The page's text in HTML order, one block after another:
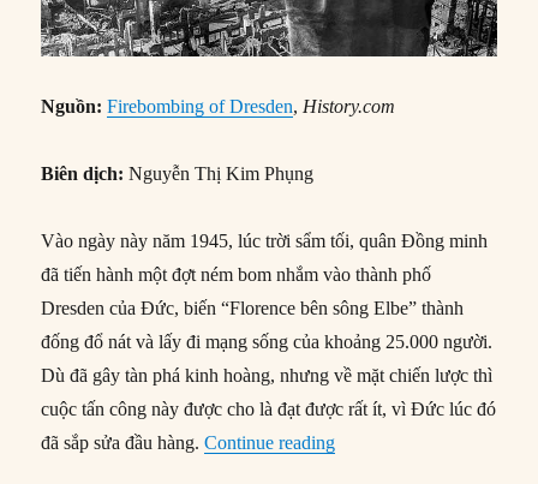
Nguồn: Firebombing of Dresden, History.com
Biên dịch:Nguyễn Thị Kim Phụng
Vào ngày này năm 1945, lúc trời sẩm tối, quân Đồng minh
đã tiến hành một đợt ném bom nhắm vào thành phố
Dresden của Đức, biến “Florence bên sông Elbe” thành
đống đổ nát và lấy đi mạng sống của khoảng 25.000 người.
Dù đã gây tàn phá kinh hoàng, nhưng về mặt chiến lược thì
cuộc tấn công này được cho là đạt được rất ít, vì Đức lúc đó
đã sắp sửa đầu hàng.Continue reading“13/02/1945: Quân Đồng